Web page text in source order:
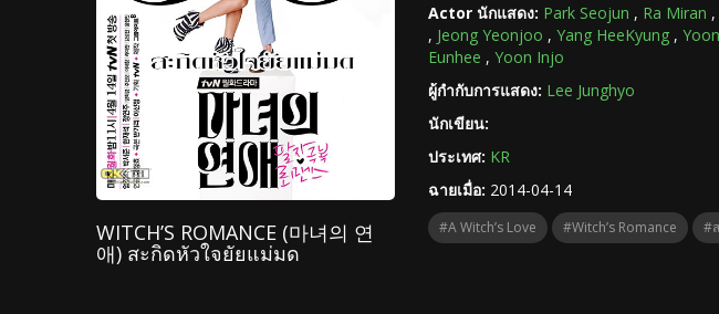
WITCH’S ROMANCE (마녀의 연
애) สะกิดหัวใจยัยแม่มด
Actor นักแสดง: Park Seojun , Ra Miran ,
, Jeong Yeonjoo , Yang HeeKyung ,
Eunhee , Yoon Injo
ผู้กำกับการแสดง: Lee Junghyo
นักเขียน:
ประเทศ: KR
ฉายเมื่อ: 2014-04-14
#A Witch’s Love #Witch’s Romance #